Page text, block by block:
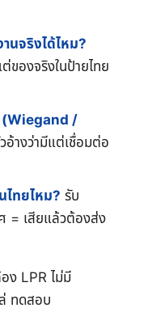
นจริงได้ไหม?
ของจริงในป้ายไทย
(Wiegand /
อ้างว่ามีแต่เชื่อมต่อ
ไทยไหม? รับ
ศ = เสียแล้วต้องส่ง